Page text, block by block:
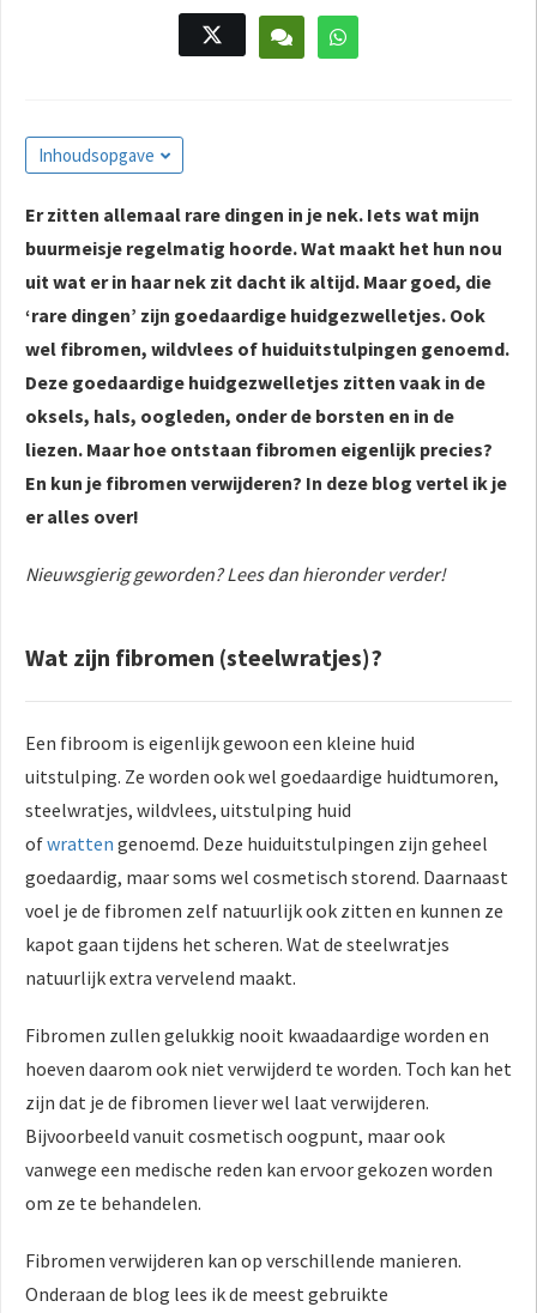
Inhoudsopgave
Er zitten allemaal rare dingen in je nek. Iets wat mijn
buurmeisje regelmatig hoorde. Wat maakt het hun nou
uit wat er in haar nek zit dacht ik altijd. Maar goed, die
‘rare dingen’ zijn goedaardige huidgezwelletjes. Ook
wel fibromen, wildvlees of huiduitstulpingen genoemd.
Deze goedaardige huidgezwelletjes zitten vaak in de
oksels, hals, oogleden, onder de borsten en in de
liezen. Maar hoe ontstaan fibromen eigenlijk precies?
En kun je fibromen verwijderen? In deze blog vertel ik je
er alles over!
Nieuwsgierig geworden? Lees dan hieronder verder!
Wat zijn fibromen (steelwratjes)?
Een fibroom is eigenlijk gewoon een kleine huid
uitstulping. Ze worden ook wel goedaardige huidtumoren,
steelwratjes, wildvlees, uitstulping huid
ofwratten genoemd. Deze huiduitstulpingen zijn geheel
goedaardig, maar soms wel cosmetisch storend. Daarnaast
voel je de fibromen zelf natuurlijk ook zitten en kunnen ze
kapot gaan tijdens het scheren. Wat de steelwratjes
natuurlijk extra vervelend maakt.
Fibromen zullen gelukkig nooit kwaadaardige worden en
hoeven daarom ook niet verwijderd te worden. Toch kan het
zijn dat je de fibromen liever wel laat verwijderen.
Bijvoorbeeld vanuit cosmetisch oogpunt, maar ook
vanwege een medische reden kan ervoor gekozen worden
om ze te behandelen.
Fibromen verwijderen kan op verschillende manieren.
Onderaan de blog lees ik de meest gebruikte
om
van
op
te
Hierdoor